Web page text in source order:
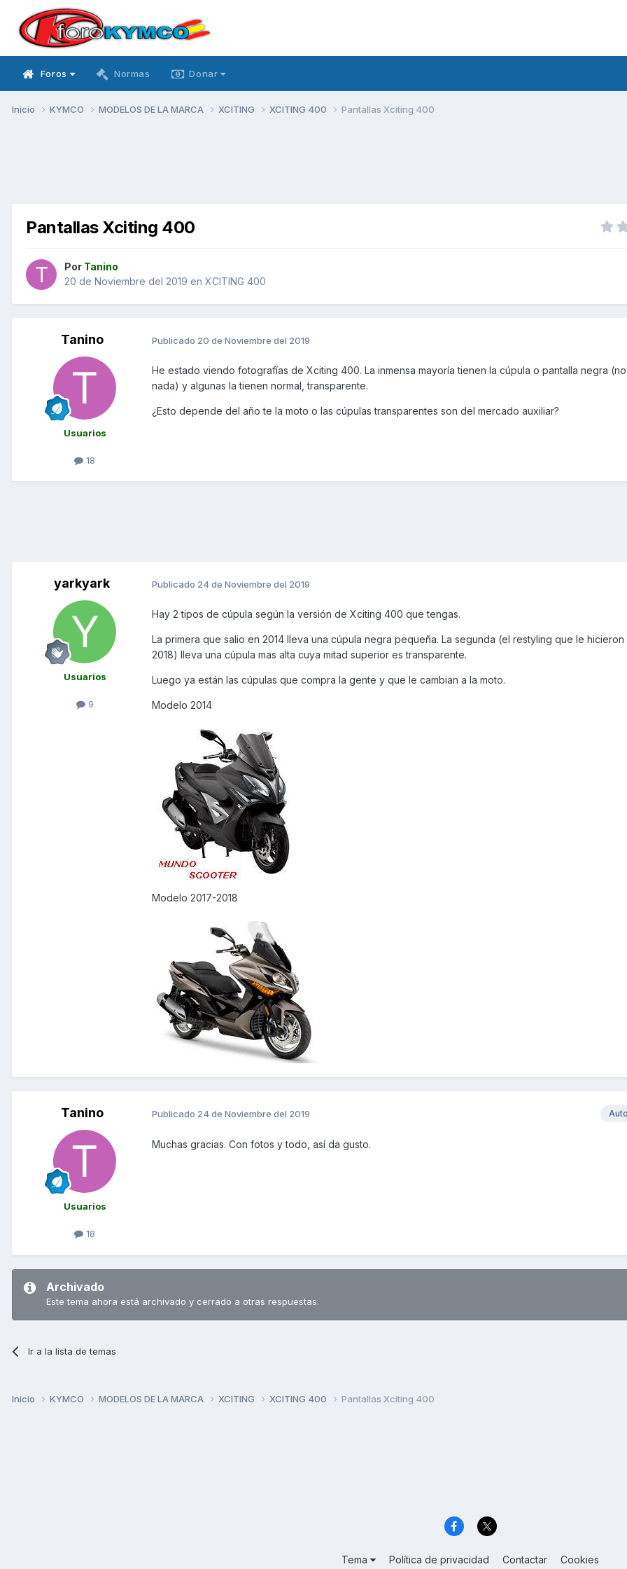
Foros Normas Donar
Inicio KYMCO MODELOS DE LA MARCA XCITING XCITING 400 Pantallas Xciting 400
Pantallas Xciting 400
Por Tanino
20 de Noviembre del 2019 en XCITING 400
Tanino
Usuarios
18
Publicado 20 de Noviembre del 2019
He estado viendo fotografías de Xciting 400. La inmensa mayoría tienen la cúpula o pantalla negra
nada) y algunas la tienen normal, transparente.
¿Esto depende del año te la moto o las cúpulas transparentes son del mercado auxiliar?
yarkyark
Usuarios
9
Publicado 24 de Noviembre del 2019
Hay 2 tipos de cúpula según la versión de Xciting 400 que tengas.
La primera que salio en 2014 lleva una cúpula negra pequeña. La segunda (el restyling que le hicieron
2018) lleva una cúpula mas alta cuya mitad superior es transparente.
Luego ya están las cúpulas que compra la gente y que le cambian a la moto.
Modelo 2014
Modelo 2017-2018
Tanino
Usuarios
18
Publicado 24 de Noviembre del 2019
Muchas gracias. Con fotos y todo, así da gusto.
Archivado
Este tema ahora está archivado y cerrado a otras respuestas.
Ir a la lista de temas
Inicio KYMCO MODELOS DE LA MARCA XCITING XCITING 400 Pantallas Xciting 400
Tema Política de privacidad Contactar Cookies